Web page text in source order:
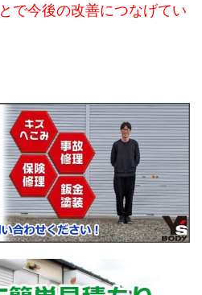
で今後の改善につなげてい